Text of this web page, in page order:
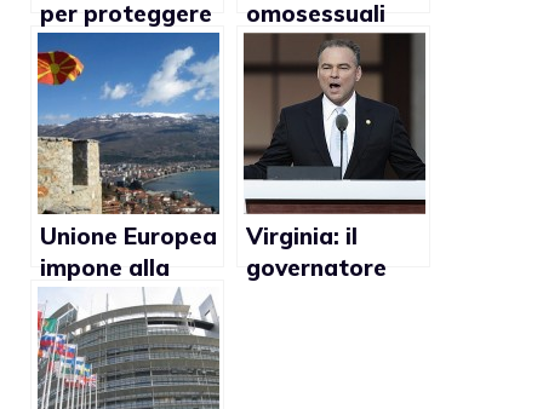
per proteggere
gli studenti gay
negli istituti
omosessuali
accusati di
violenze su
bambini
Unione Europea
impone alla
Macedonia di
non
discriminare i
gay
Virginia: il
governatore